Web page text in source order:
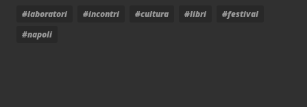
#laboratori #incontri #cultura #libri
#festival
#napoli